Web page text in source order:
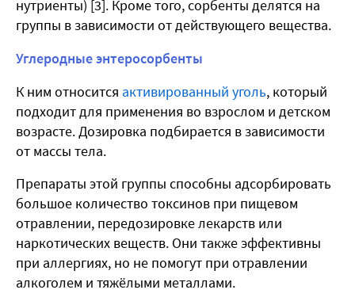
нутриенты) [3]. Кроме того, сорбенты делятся на
группы в зависимости от действующего вещества.
Углеродные энтеросорбенты
К ним относится активированный уголь, который
подходит для применения во взрослом и детском
возрасте. Дозировка подбирается в зависимости
от массы тела.
Препараты этой группы способны адсорбировать
большое количество токсинов при пищевом
отравлении, передозировке лекарств или
наркотических веществ. Они также эффективны
при аллергиях, но не помогут при отравлении
алкоголем и тяжёлыми металлами.